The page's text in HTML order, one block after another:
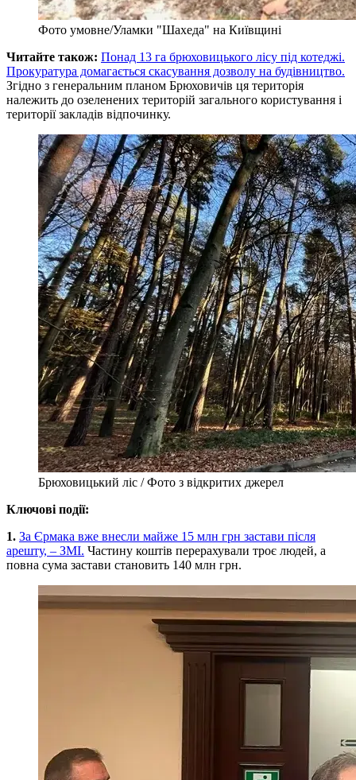
Фото умовне/Уламки "Шахеда" на Київщині
Читайте також: Понад 13 га брюховицького лісу під котеджі.
Прокуратура домагається скасування дозволу на будівництво.
Згідно з генеральним планом Брюховичів ця територія
належить до озеленених територій загального користування і
території закладів відпочинку.
Брюховицький ліс / Фото з відкритих джерел
Ключові події:
1. За Єрмака вже внесли майже 15 млн грн застави після
арешту, – ЗМІ. Частину коштів перерахували троє людей, а
повна сума застави становить 140 млн грн.